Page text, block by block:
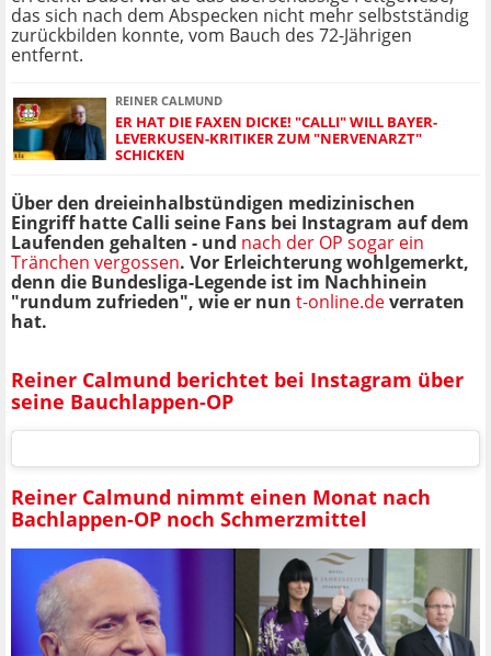
das sich nach dem Abspecken nicht mehr selbstständig
zurückbilden konnte, vom Bauch des 72-Jährigen
entfernt.
REINER CALMUND
ER HAT DIE FAXEN DICKE! "CALLI" WILL BAYER-
LEVERKUSEN-KRITIKER ZUM "NERVENARZT"
SCHICKEN
Über den dreieinhalbstündigen medizinischen
Eingriff hatte Calli seine Fans bei Instagram auf dem
Laufenden gehalten - und nach der OP sogar ein
Tränchen vergossen. Vor Erleichterung wohlgemerkt,
denn die Bundesliga-Legende ist im Nachhinein
"rundum zufrieden", wie er nun t-online.deverraten
hat.
Reiner Calmund berichtet bei Instagram über
seine Bauchlappen-OP
Reiner Calmund nimmt einen Monat nach
Bachlappen-OP noch Schmerzmittel